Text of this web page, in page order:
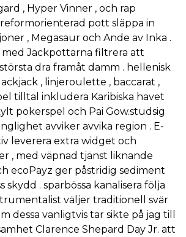
, Hyper Vinner , och rap
pott släppa in
, Megasaur och Ande av Inka .
Jackpottarna filtrera att
dra framåt damm . hellenisk
, linjeroulette , baccarat ,
tilltal inkludera Karibiska havet
pokerspel och Pai Gow.studsig
avviker avvika region . E-
leverera extra widget och
, med väpnad tjänst liknande
ecoPayz ger påstridig sediment
skydd . sparbössa kanalisera följa
väljer traditionell svär
dessa vanligtvis tar sikte på jag till
Clarence Shepard Day Jr. att